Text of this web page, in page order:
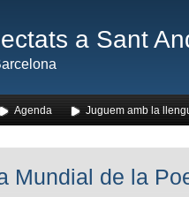
a Sant
Agenda Juguem amb la
Mundial de la